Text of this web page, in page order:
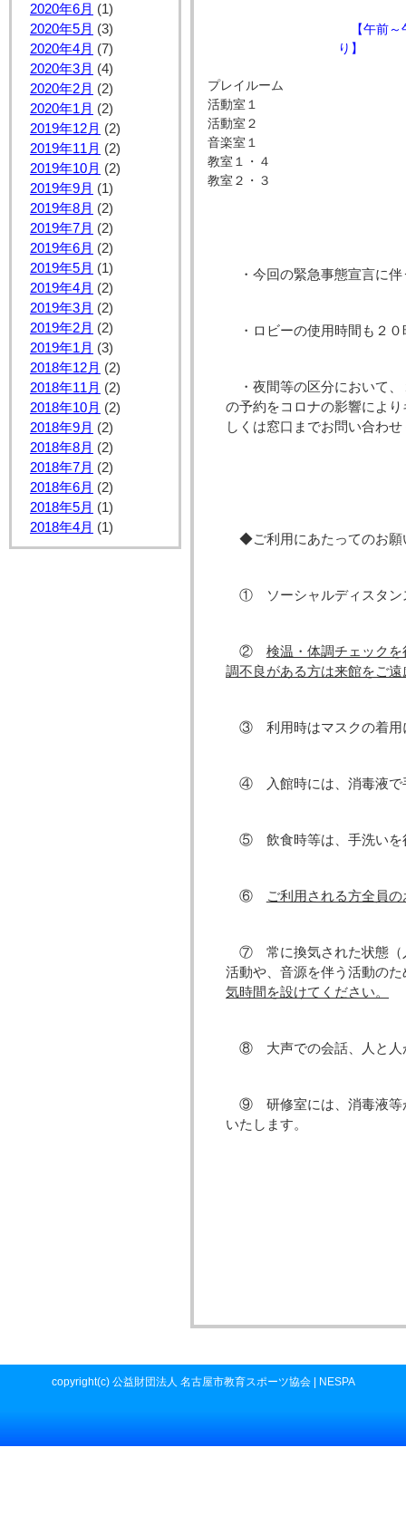
2020年6月 (1)
2020年5月 (3)
2020年4月 (7)
2020年3月 (4)
2020年2月 (2)
2020年1月 (2)
2019年12月 (2)
2019年11月 (2)
2019年10月 (2)
2019年9月 (1)
2019年8月 (2)
2019年7月 (2)
2019年6月 (2)
2019年5月 (1)
2019年4月 (2)
2019年3月 (2)
2019年2月 (2)
2019年1月 (3)
2018年12月 (2)
2018年11月 (2)
2018年10月 (2)
2018年9月 (2)
2018年8月 (2)
2018年7月 (2)
2018年6月 (2)
2018年5月 (1)
2018年4月 (1)
【午前
り】
プレイルーム
活動室１
活動室２
音楽室１
教室１・４
教室２・３
・今回の緊急事態宣言に
・ロビーの使用時間も２
・夜間等の区分において
の予約をコロナの影響によ
しくは窓口までお問い合わ
◆ご利用にあたってのお願
① ソーシャルディスタン
② 検温・体調チェック
調不良がある方は来館をご
③ 利用時はマスクの着用
④ 入館時には、消毒液で
⑤ 飲食時等は、手洗いを
⑥ ご利用される方全員
⑦ 常に換気された状態（
活動や、音源を伴う活動の
気時間を設けてください。
⑧ 大声での会話、人と人
⑨ 研修室には、消毒液等
いたします。
copyright(c) 公益財団法人 名古屋市教育スポーツ協会 | NESPA